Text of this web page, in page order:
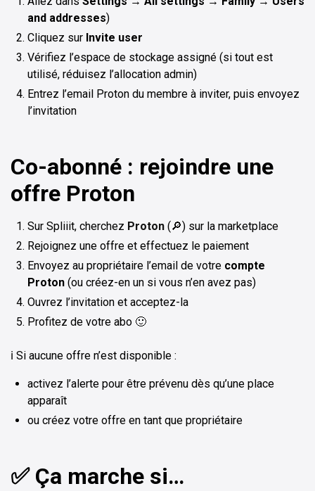
and addresses)
Cliquez sur Invite user
Vérifiez l’espace de stockage assigné (si tout est
utilisé, réduisez l’allocation admin)
Entrez l’email Proton du membre à inviter, puis envoyez
l’invitation
Co-abonné : rejoindre une
offre Proton
Sur Spliiit, cherchez Proton (🔎) sur la marketplace
Rejoignez une offre et effectuez le paiement
Envoyez au propriétaire l’email de votre compte
Proton (ou créez-en un si vous n’en avez pas)
Ouvrez l’invitation et acceptez-la
Profitez de votre abo 🙂
ℹ️ Si aucune offre n’est disponible :
activez l’alerte pour être prévenu dès qu’une place
apparaît
ou créez votre offre en tant que propriétaire
✅ Ça marche si…